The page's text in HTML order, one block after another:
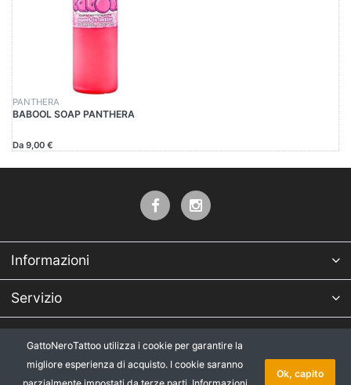
PANTHERA
BABOOL SOAP PANTHERA
Da 9,00 €
Informazioni
Servizio
* Tutti i prezzi IVA esclusa, più
Copyright © 2026 GattoNeroTattoo.
GattoNeroTattoo utilizza i cookie per garantire la
migliore esperienza di acquisto. I cookie saranno
Ok, capito